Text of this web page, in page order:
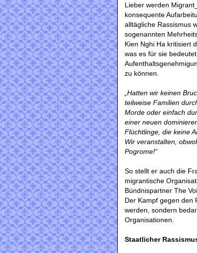
Lieber werden
konsequente
alltägliche Rassismus
sogenannten
Kien Nghi Ha kritisiert
was es für sie
zu können.
„Hatten wir keinen
teilweise Familien
Morde oder einfach
einer neuen
Flüchtlinge, die keine
Wir veranstalten,
Pogrome!“
So stellt er auch die
migrantische
Bündnispartner The
Der Kampf gegen den
werden, sondern
Organisationen.
Staatlicher